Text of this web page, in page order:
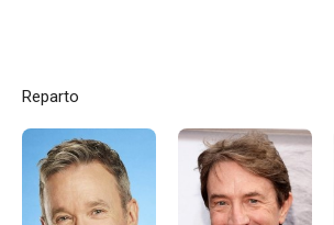
Reparto